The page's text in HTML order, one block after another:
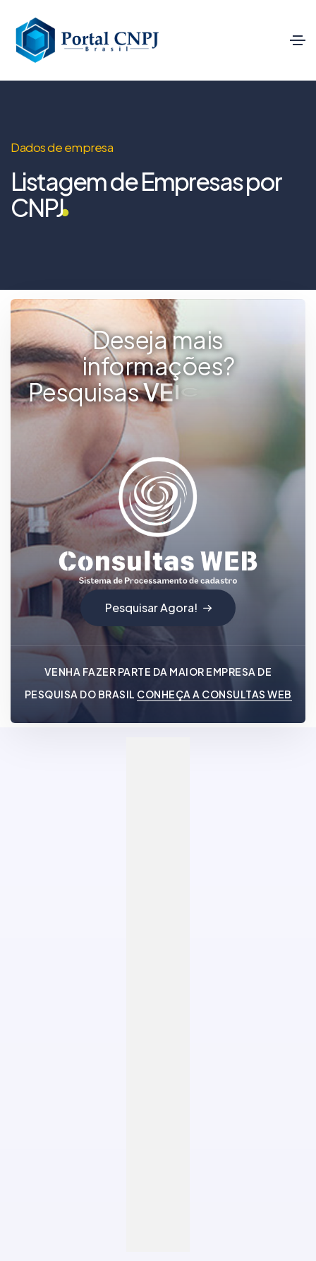
Dados de empresa
Listagem de Empresas por
CNPJ
Deseja mais
informações?
PesquisasVEI ES
Pesquisar Agora!
VENHA FAZER PARTE DA MAIOR EMPRESA DE
PESQUISA DO BRASIL CONHEÇA A CONSULTAS WEB